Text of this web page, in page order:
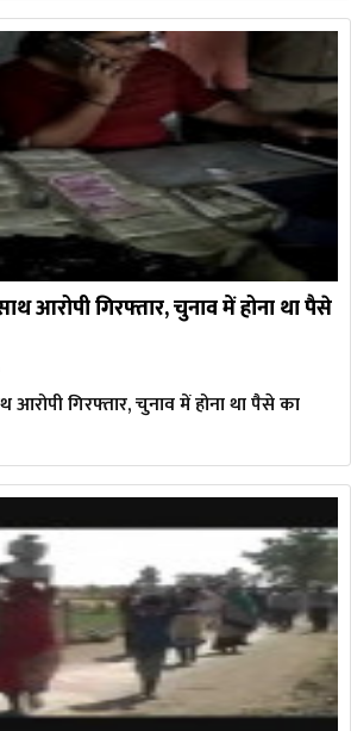
आरोपी गिरफ्तार, चुनाव में होना था पैसे
गिरफ्तार, चुनाव में होना था पैसे का